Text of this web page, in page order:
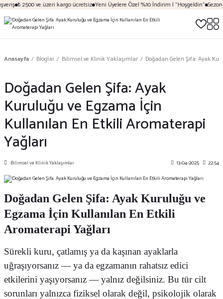
₺ 2500 ve üzeri kargo ücretsiz Yeni Üyelere Özel %10 İndirim | "Hoşgeldin" Sezona
Anasayfa Bloglar Bilimsel ve Klinik Yaklaşımlar Doğadan Gelen Şifa: Ayak
Doğadan Gelen Şifa: Ayak
Kuruluğu ve Egzama İçin
Kullanılan En Etkili Aromaterapi
Yağları
Bilimsel ve Klinik Yaklaşımlar 13-04-2025 22:54
Doğadan Gelen Şifa: Ayak Kuruluğu ve
Egzama İçin Kullanılan En Etkili
Aromaterapi Yağları
Sürekli kuru, çatlamış ya da kaşınan ayaklarla
uğraşıyorsanız — ya da egzamanın rahatsız edici
etkilerini yaşıyorsanız — yalnız değilsiniz. Bu tür cilt
sorunları yalnızca fiziksel olarak değil, psikolojik olarak